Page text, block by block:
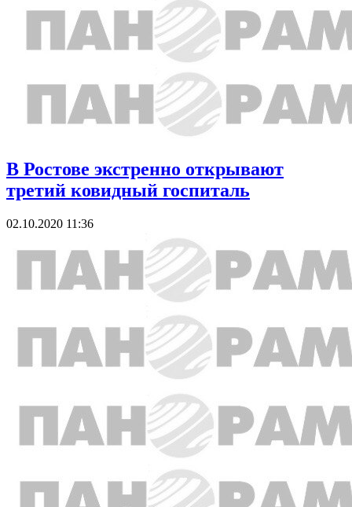
В Ростове экстренно открывают
третий ковидный госпиталь
02.10.2020 11:36